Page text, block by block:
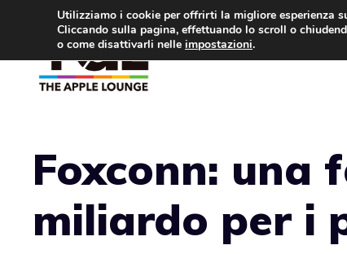
contenuto
Foxconn: una
miliardo per i
Utilizziamo i cookie per offrirti la migliore esperienza
Cliccando sulla pagina, effettuando lo scroll o
o come disattivarli nelle impostazioni.